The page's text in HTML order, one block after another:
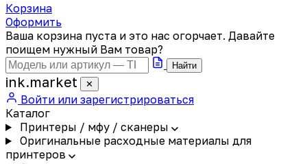
Корзина
Оформить
Ваша корзина пуста и это нас огорчает. Давайте
поищем нужный Вам товар?
Найти
ink.market ✕
Войти или зарегистрироваться
Каталог
Принтеры / мфу / сканеры
Оригинальные расходные материалы для
принтеров